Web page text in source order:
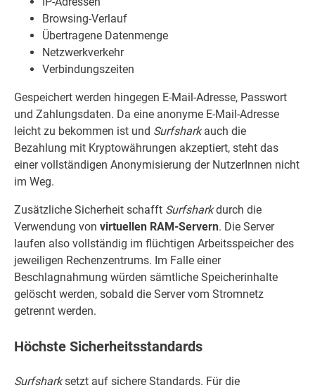
Browsing-Verlauf
Übertragene Datenmenge
Netzwerkverkehr
Verbindungszeiten
Gespeichert werden hingegen E-Mail-Adresse, Passwort
und Zahlungsdaten. Da eine anonyme E-Mail-Adresse
leicht zu bekommen ist und Surfsharkauch die
Bezahlung mit Kryptowährungen akzeptiert, steht das
einer vollständigen Anonymisierung der NutzerInnen nicht
im Weg.
Zusätzliche Sicherheit schafft Surfsharkdurch die
Verwendung von virtuellen RAM-Servern. Die Server
laufen also vollständig im flüchtigen Arbeitsspeicher des
jeweiligen Rechenzentrums. Im Falle einer
Beschlagnahmung würden sämtliche Speicherinhalte
gelöscht werden, sobald die Server vom Stromnetz
getrennt werden.
Höchste Sicherheitsstandards
Surfsharksetzt auf sichere Standards. Für die